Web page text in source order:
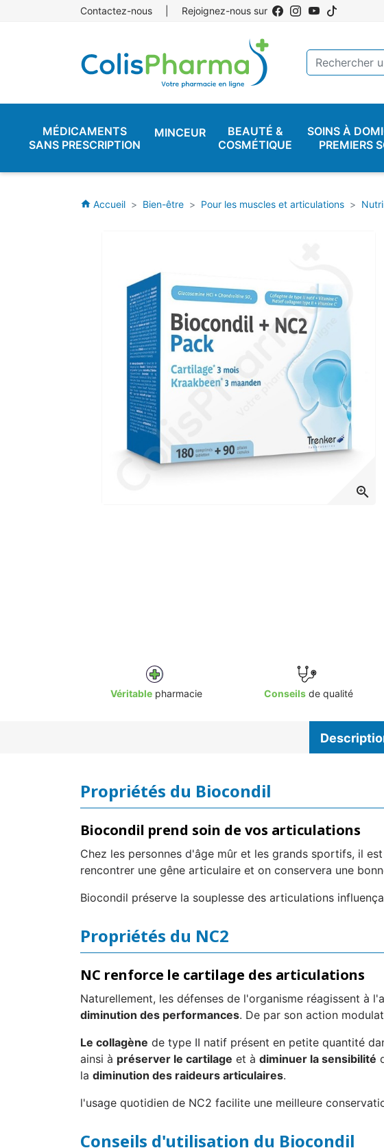
Contactez-nous Rejoignez-nous sur
MÉDICAMENTS
SANS PRESCRIPTION
MINCEUR
BEAUTÉ &
COSMÉTIQUE
SOINS À
PREMIERS
home Accueil Bien-être Pour les muscles et articulations
zoom_in
Véritable pharmacie Conseils de qualité
Propriétés du Biocondil
Biocondil prend soin de vos articulations
Chez les personnes d'âge mûr et les grands sportifs, il
rencontrer une gêne articulaire et on conservera une
Biocondil préserve la souplesse des articulations
Propriétés du NC2
NC renforce le cartilage des articulations
Naturellement, les défenses de l'organisme réagissent à
diminution des performances. De par son action
Le collagène de type II natif présent en petite quantité
ainsi à préserver le cartilage et à diminuer la sensibilité
la diminution des raideurs articulaires.
l'usage quotidien de NC2 facilite une meilleure
Conseils d'utilisation du Biocondil